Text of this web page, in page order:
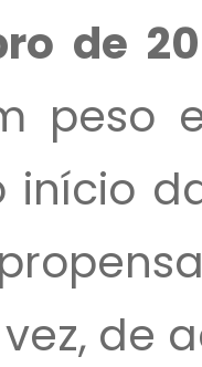
de
peso
início
de